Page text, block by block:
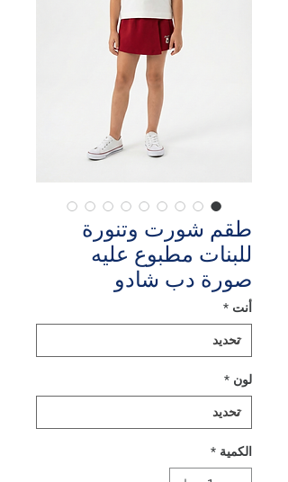
طقم شورت وتنورة
للبنات مطبوع عليه
صورة دب شادو
أنت *
لون *
الكمية *